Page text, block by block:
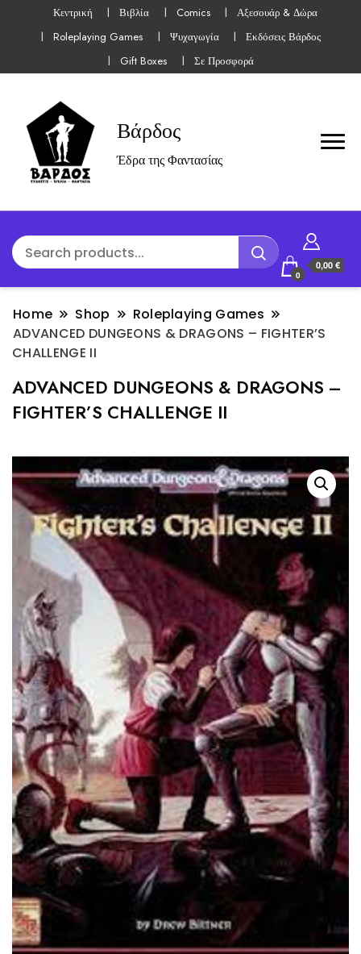
Κεντρική Βιβλία Comics
Αξεσουάρ & Δώρα
Roleplaying Games
Ψυχαγωγία
Εκδόσεις Βάρδος
Gift Boxes
Σε Προσφορά
Βάρδος
Έδρα της Φαντασίας
0
0,00 €
Home Shop
Roleplaying Games
ADVANCED DUNGEONS & DRAGONS – FIGHTER’S
CHALLENGE II
ADVANCED DUNGEONS & DRAGONS –
FIGHTER’S CHALLENGE II